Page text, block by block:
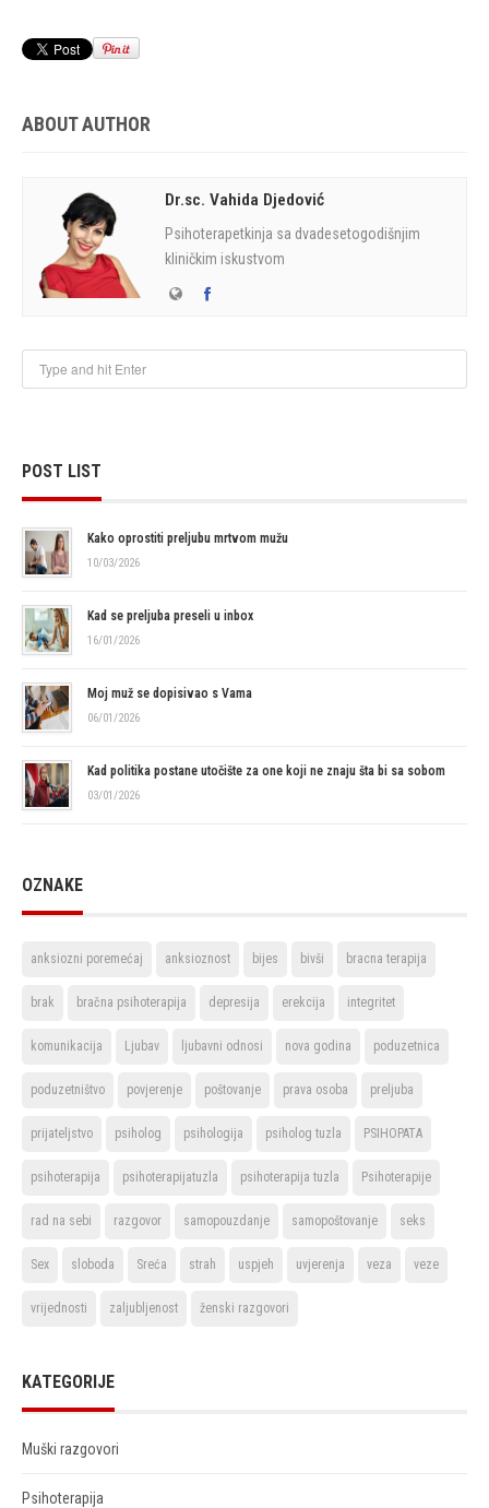
ABOUT AUTHOR
Dr.sc. Vahida Djedović
Psihoterapetkinja sa dvadesetogodišnjim
kliničkim iskustvom
POST LIST
Kako oprostiti preljubu mrtvom mužu
10/03/2026
Kad se preljuba preseli u inbox
16/01/2026
Moj muž se dopisivao s Vama
06/01/2026
Kad politika postane utočište za one koji ne znaju šta bi sa sobom
03/01/2026
OZNAKE
anksiozni poremećaj anksioznost bijes bivši bracna terapija
brak bračna psihoterapija depresija erekcija integritet
komunikacija Ljubav ljubavni odnosi nova godina poduzetnica
poduzetništvo povjerenje poštovanje prava osoba preljuba
prijateljstvo psiholog psihologija psiholog tuzla PSIHOPATA
psihoterapija psihoterapijatuzla psihoterapija tuzla Psihoterapije
rad na sebi razgovor samopouzdanje samopoštovanje seks
Sex sloboda Sreća strah uspjeh uvjerenja veza veze
vrijednosti zaljubljenost ženski razgovori
KATEGORIJE
Muški razgovori
Psihoterapija